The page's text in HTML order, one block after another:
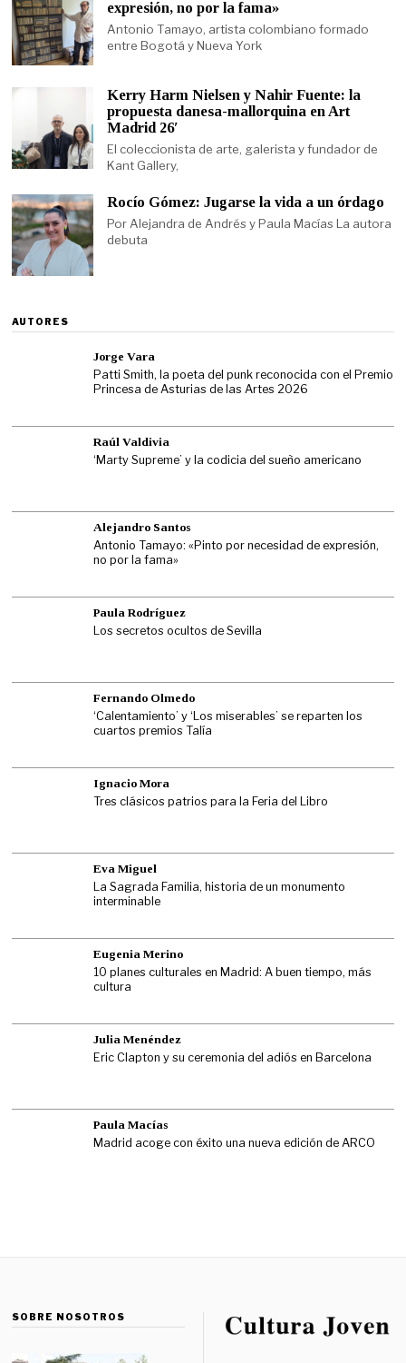
expresión, no por la fama»
Antonio Tamayo, artista colombiano formado
entre Bogotá y Nueva York
Kerry Harm Nielsen y Nahir Fuente: la
propuesta danesa-mallorquina en Art
Madrid 26′
El coleccionista de arte, galerista y fundador de
Kant Gallery,
Rocío Gómez: Jugarse la vida a un órdago
Por Alejandra de Andrés y Paula Macías La autora
debuta
AUTORES
Jorge Vara
Patti Smith, la poeta del punk reconocida con el Premio
Princesa de Asturias de las Artes 2026
Raúl Valdivia
‘Marty Supreme’ y la codicia del sueño americano
Alejandro Santos
Antonio Tamayo: «Pinto por necesidad de expresión,
no por la fama»
Paula Rodríguez
Los secretos ocultos de Sevilla
Fernando Olmedo
‘Calentamiento’ y ‘Los miserables’ se reparten los
cuartos premios Talía
Ignacio Mora
Tres clásicos patrios para la Feria del Libro
Eva Miguel
La Sagrada Familia, historia de un monumento
interminable
Eugenia Merino
10 planes culturales en Madrid: A buen tiempo, más
cultura
Julia Menéndez
Eric Clapton y su ceremonia del adiós en Barcelona
Paula Macías
Madrid acoge con éxito una nueva edición de ARCO
SOBRE NOSOTROS